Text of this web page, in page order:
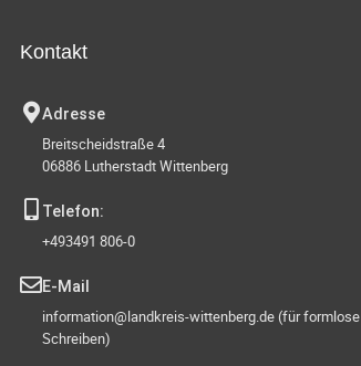
Kontakt
Adresse
Breitscheidstraße 4
06886 Lutherstadt Wittenberg
Telefon:
+493491 806-0
E-Mail
information@landkreis-wittenberg.de (für formlose
Schreiben)